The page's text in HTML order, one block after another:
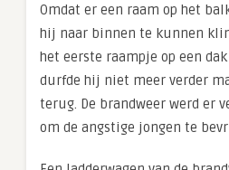
Omdat er een raam op het
hij naar binnen te kunnen
het eerste raampje op een
durfde hij niet meer verder
terug. De brandweer werd er
om de angstige jongen te